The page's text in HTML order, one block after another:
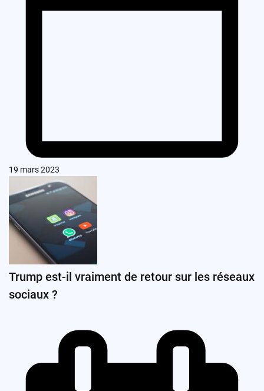
19 mars 2023
Trump est-il vraiment de retour sur les réseaux
sociaux ?